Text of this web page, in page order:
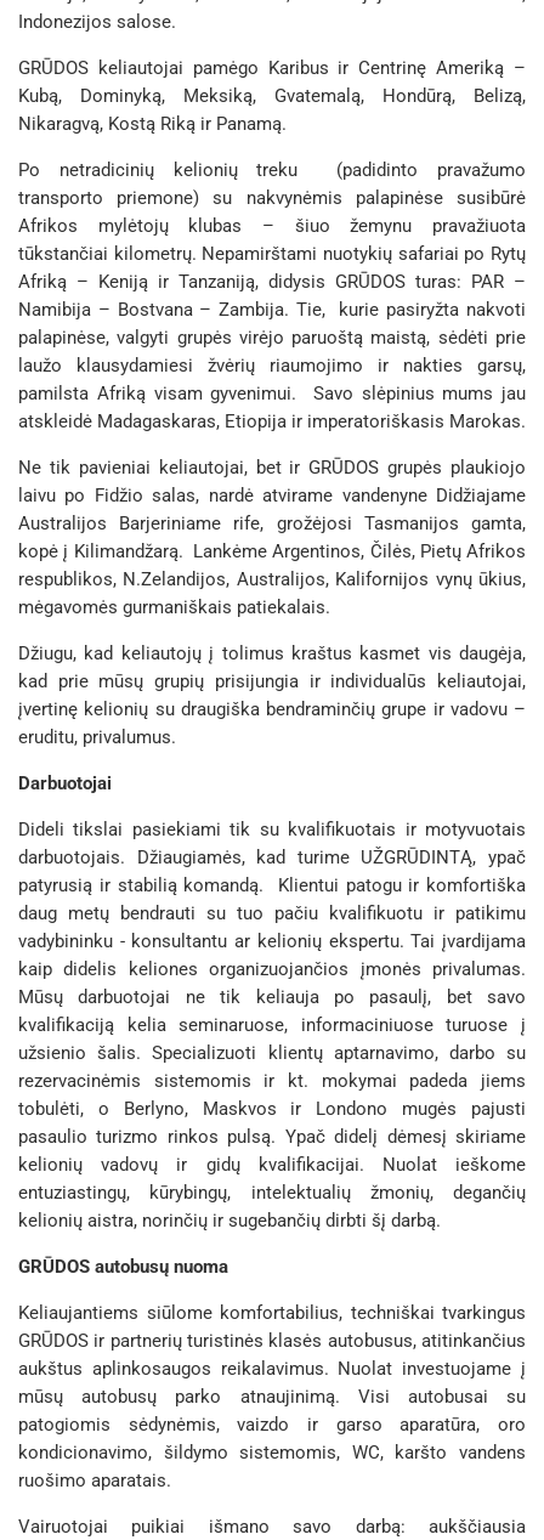
Indonezijos salose.
GRŪDOS keliautojai pamėgo Karibus ir Centrinę Ameriką –
Kubą, Dominyką, Meksiką, Gvatemalą, Hondūrą, Belizą,
Nikaragvą, Kostą Riką ir Panamą.
Po netradicinių kelionių treku (padidinto pravažumo
transporto priemone) su nakvynėmis palapinėse susibūrė
Afrikos mylėtojų klubas – šiuo žemynu pravažiuota
tūkstančiai kilometrų. Nepamirštami nuotykių safariai po Rytų
Afriką – Keniją ir Tanzaniją, didysis GRŪDOS turas: PAR –
Namibija – Bostvana – Zambija. Tie, kurie pasiryžta nakvoti
palapinėse, valgyti grupės virėjo paruoštą maistą, sėdėti prie
laužo klausydamiesi žvėrių riaumojimo ir nakties garsų,
pamilsta Afriką visam gyvenimui. Savo slėpinius mums jau
atskleidė Madagaskaras, Etiopija ir imperatoriškasis Marokas.
Ne tik pavieniai keliautojai, bet ir GRŪDOS grupės plaukiojo
laivu po Fidžio salas, nardė atvirame vandenyne Didžiajame
Australijos Barjeriniame rife, grožėjosi Tasmanijos gamta,
kopė į Kilimandžarą. Lankėme Argentinos, Čilės, Pietų Afrikos
respublikos, N.Zelandijos, Australijos, Kalifornijos vynų ūkius,
mėgavomės gurmaniškais patiekalais.
Džiugu, kad keliautojų į tolimus kraštus kasmet vis daugėja,
kad prie mūsų grupių prisijungia ir individualūs keliautojai,
įvertinę kelionių su draugiška bendraminčių grupe ir vadovu –
eruditu, privalumus.
Darbuotojai
Dideli tikslai pasiekiami tik su kvalifikuotais ir motyvuotais
darbuotojais. Džiaugiamės, kad turime UŽGRŪDINTĄ, ypač
patyrusią ir stabilią komandą. Klientui patogu ir komfortiška
daug metų bendrauti su tuo pačiu kvalifikuotu ir patikimu
vadybininku - konsultantu ar kelionių ekspertu. Tai įvardijama
kaip didelis keliones organizuojančios įmonės privalumas.
Mūsų darbuotojai ne tik keliauja po pasaulį, bet savo
kvalifikaciją kelia seminaruose, informaciniuose turuose į
užsienio šalis. Specializuoti klientų aptarnavimo, darbo su
rezervacinėmis sistemomis ir kt. mokymai padeda jiems
tobulėti, o Berlyno, Maskvos ir Londono mugės pajusti
pasaulio turizmo rinkos pulsą. Ypač didelį dėmesį skiriame
kelionių vadovų ir gidų kvalifikacijai. Nuolat ieškome
entuziastingų, kūrybingų, intelektualių žmonių, degančių
kelionių aistra, norinčių ir sugebančių dirbti šį darbą.
GRŪDOS autobusų nuoma
Keliaujantiems siūlome komfortabilius, techniškai tvarkingus
GRŪDOS ir partnerių turistinės klasės autobusus, atitinkančius
aukštus aplinkosaugos reikalavimus. Nuolat investuojame į
mūsų autobusų parko atnaujinimą. Visi autobusai su
patogiomis sėdynėmis, vaizdo ir garso aparatūra, oro
kondicionavimo, šildymo sistemomis, WC, karšto vandens
ruošimo aparatais.
Vairuotojai puikiai išmano savo darbą: aukščiausia